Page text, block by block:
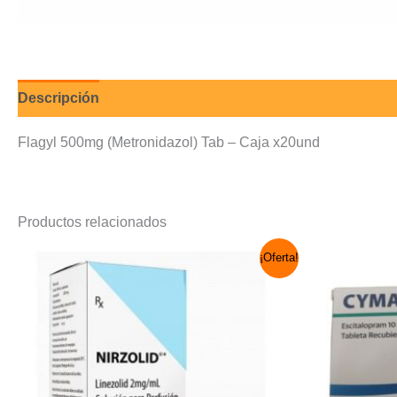
Descripción
Flagyl 500mg (Metronidazol) Tab – Caja x20und
Productos relacionados
¡Oferta!
precio
original